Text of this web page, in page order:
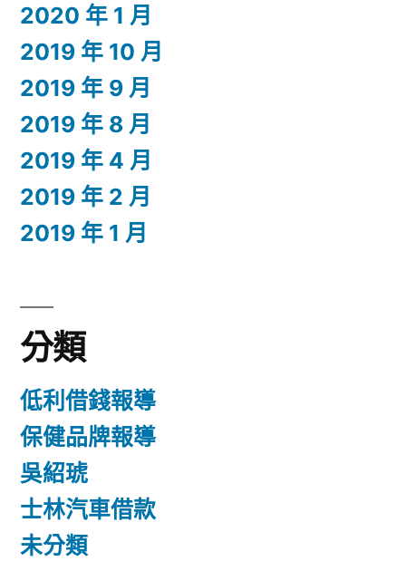
2020 年 1 月
2019 年 10 月
2019 年 9 月
2019 年 8 月
2019 年 4 月
2019 年 2 月
2019 年 1 月
分類
低利借錢報導
保健品牌報導
吳紹琥
士林汽車借款
未分類